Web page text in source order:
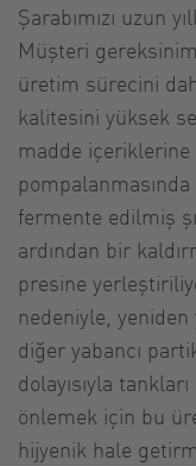
Şarabımızı uzun
Müşteri
üretim sürecini
kalitesini yüksek
madde içeriklerine
pompalanmasında
fermente edilmiş
ardından bir
presine
nedeniyle, yeniden
diğer yabancı
dolayısıyla
önlemek için bu
hijyenik hale